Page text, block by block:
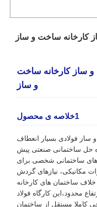
کارخانه ساخت و ساز
ساز کارخانه ساخت
و ساز
1خلاصه ی محصول
فولادی بسیار انعطاف
حل ساختمانی صنعتی پیش
ساختمانی شخصی برای
مکانیکی، نیازهای گردش
ساختمان های کارخانه
محدود،این کارگاه فولاد
کاملا مستقل از ساختمان